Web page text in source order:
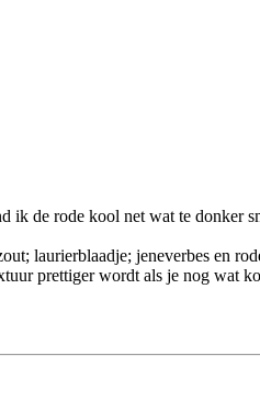
ik de rode kool net wat te donker
laurierblaadje; jeneverbes en
prettiger wordt als je nog wat